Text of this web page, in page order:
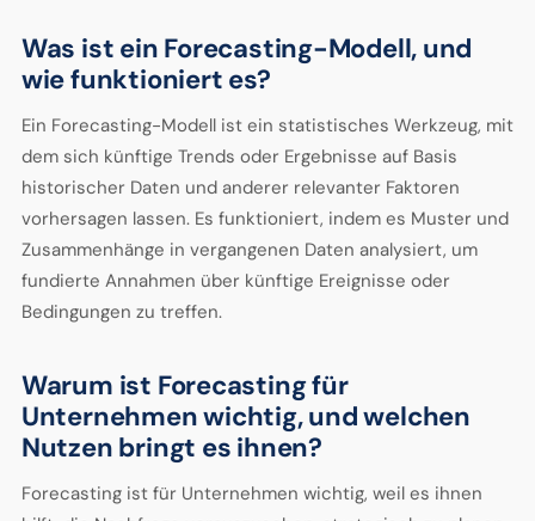
Was ist ein Forecasting-Modell, und
wie funktioniert es?
Ein Forecasting-Modell ist ein statistisches Werkzeug, mit
dem sich künftige Trends oder Ergebnisse auf Basis
historischer Daten und anderer relevanter Faktoren
vorhersagen lassen. Es funktioniert, indem es Muster und
Zusammenhänge in vergangenen Daten analysiert, um
fundierte Annahmen über künftige Ereignisse oder
Bedingungen zu treffen.
Warum ist Forecasting für
Unternehmen wichtig, und welchen
Nutzen bringt es ihnen?
Forecasting ist für Unternehmen wichtig, weil es ihnen